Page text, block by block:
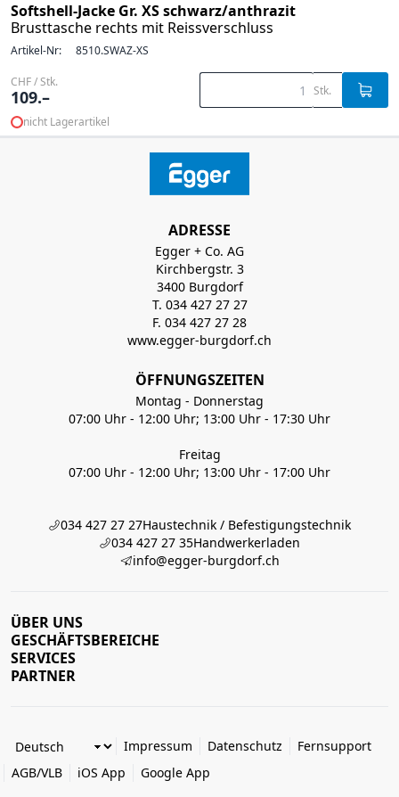
Softshell-Jacke Gr. XS schwarz/anthrazit
Brusttasche rechts mit Reissverschluss
Artikel-Nr: 8510.SWAZ-XS
CHF / Stk.
109.– Stk.
nicht Lagerartikel
ADRESSE
Egger + Co. AG
Kirchbergstr. 3
3400 Burgdorf
T. 034 427 27 27
F. 034 427 27 28
www.egger-burgdorf.ch
ÖFFNUNGSZEITEN
Montag - Donnerstag
07:00 Uhr - 12:00 Uhr; 13:00 Uhr - 17:30 Uhr
Freitag
07:00 Uhr - 12:00 Uhr; 13:00 Uhr - 17:00 Uhr
034 427 27 27Haustechnik / Befestigungstechnik
034 427 27 35Handwerkerladen
info@egger-burgdorf.ch
ÜBER UNS
GESCHÄFTSBEREICHE
SERVICES
PARTNER
Impressum Datenschutz
Fernsupport
AGB/VLB
iOS App Google App